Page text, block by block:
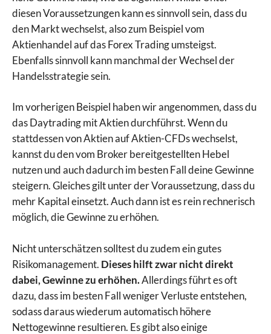
diesen Voraussetzungen kann es sinnvoll sein, dass du
den Markt wechselst, also zum Beispiel vom
Aktienhandel auf das Forex Trading umsteigst.
Ebenfalls sinnvoll kann manchmal der Wechsel der
Handelsstrategie sein.
Im vorherigen Beispiel haben wir angenommen, dass du
das Daytrading mit Aktien durchführst. Wenn du
stattdessen von Aktien auf Aktien-CFDs wechselst,
kannst du den vom Broker bereitgestellten Hebel
nutzen und auch dadurch im besten Fall deine Gewinne
steigern. Gleiches gilt unter der Voraussetzung, dass du
mehr Kapital einsetzt. Auch dann ist es rein rechnerisch
möglich, die Gewinne zu erhöhen.
Nicht unterschätzen solltest du zudem ein gutes
Risikomanagement. Dieses hilft zwar nicht direkt
dabei, Gewinne zu erhöhen.Allerdings führt es oft
dazu, dass im besten Fall weniger Verluste entstehen,
sodass daraus wiederum automatisch höhere
Nettogewinne resultieren. Es gibt also einige